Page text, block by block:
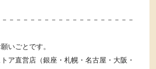
－－－－－－－－－－－－－－－－－－
いごとです。
ア直営店（銀座・札幌・名古屋・大阪・